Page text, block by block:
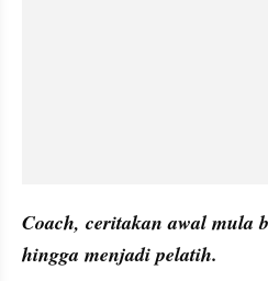
Coach, ceritakan awal mula
hingga menjadi pelatih.